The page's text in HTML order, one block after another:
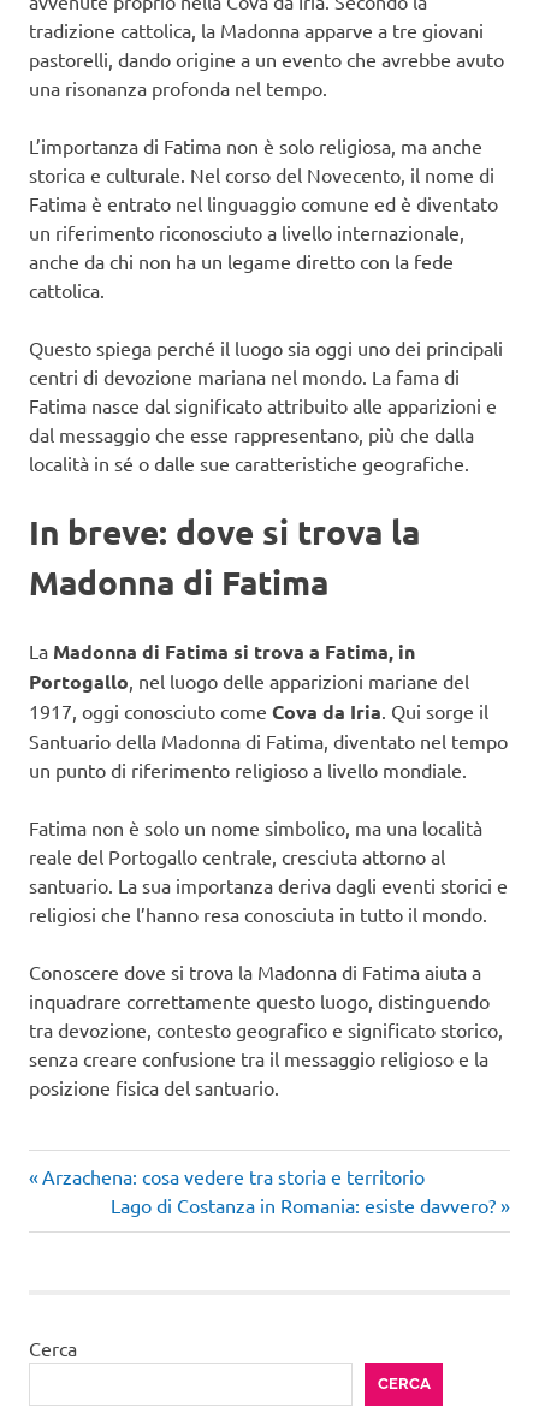
tradizione cattolica, la Madonna apparve a tre giovani
pastorelli, dando origine a un evento che avrebbe avuto
una risonanza profonda nel tempo.
L’importanza di Fatima non è solo religiosa, ma anche
storica e culturale. Nel corso del Novecento, il nome di
Fatima è entrato nel linguaggio comune ed è diventato
un riferimento riconosciuto a livello internazionale,
anche da chi non ha un legame diretto con la fede
cattolica.
Questo spiega perché il luogo sia oggi uno dei principali
centri di devozione mariana nel mondo. La fama di
Fatima nasce dal significato attribuito alle apparizioni e
dal messaggio che esse rappresentano, più che dalla
località in sé o dalle sue caratteristiche geografiche.
In breve: dove si trova la
Madonna di Fatima
La Madonna di Fatima si trova a Fatima, in
Portogallo , nel luogo delle apparizioni mariane del
1917, oggi conosciuto come Cova da Iria . Qui sorge il
Santuario della Madonna di Fatima, diventato nel tempo
un punto di riferimento religioso a livello mondiale.
Fatima non è solo un nome simbolico, ma una località
reale del Portogallo centrale, cresciuta attorno al
santuario. La sua importanza deriva dagli eventi storici e
religiosi che l’hanno resa conosciuta in tutto il mondo.
Conoscere dove si trova la Madonna di Fatima aiuta a
inquadrare correttamente questo luogo, distinguendo
tra devozione, contesto geografico e significato storico,
senza creare confusione tra il messaggio religioso e la
posizione fisica del santuario.
Navigazione
articoli
Articolo
precedente:
Arzachena: cosa vedere tra storia e territorio
Articolo
successivo:
Lago di Costanza in Romania: esiste davvero?
Cerca
CERCA